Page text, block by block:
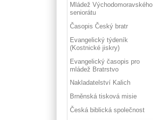
Mládež Východomoravského
seniorátu
Časopis Český bratr
Evangelický týdeník
(Kostnické jiskry)
Evangelický časopis pro
mládež Bratrstvo
Nakladatelství Kalich
Brněnská tisková misie
Česká biblická společnost